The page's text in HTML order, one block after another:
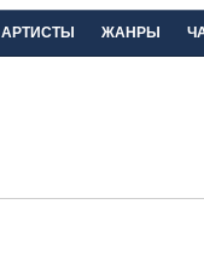
АРТИСТЫ ЖАНРЫ